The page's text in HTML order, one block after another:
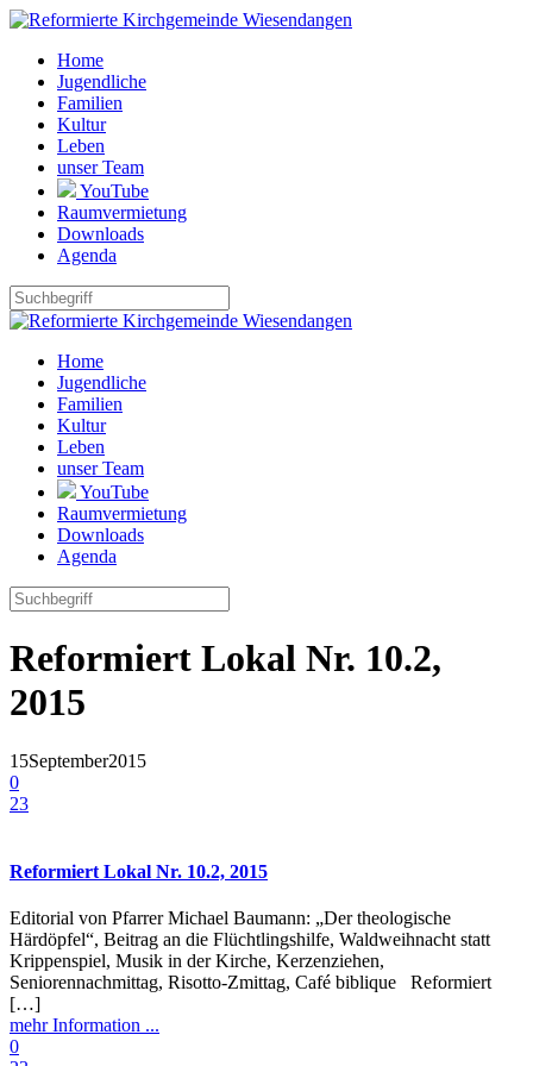
Home
Jugendliche
Familien
Kultur
Leben
unser Team
YouTube
Raumvermietung
Downloads
Agenda
Home
Jugendliche
Familien
Kultur
Leben
unser Team
YouTube
Raumvermietung
Downloads
Agenda
Reformiert Lokal Nr. 10.2,
2015
15September2015
0
23
Reformiert Lokal Nr. 10.2, 2015
Editorial von Pfarrer Michael Baumann: „Der theologische
Härdöpfel“, Beitrag an die Flüchtlingshilfe, Waldweihnacht statt
Krippenspiel, Musik in der Kirche, Kerzenziehen,
Seniorennachmittag, Risotto-Zmittag, Café biblique Reformiert
[…]
mehr Information ...
0